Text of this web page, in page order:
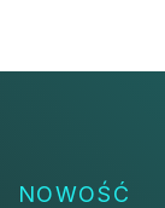
NOWOŚĆ